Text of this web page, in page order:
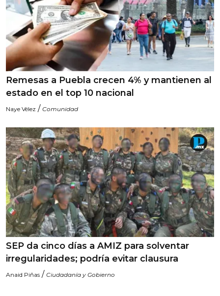
Remesas a Puebla crecen 4% y mantienen al
estado en el top 10 nacional
Naye Vélez / Comunidad
SEP da cinco días a AMIZ para solventar
irregularidades; podría evitar clausura
Anaid Piñas / Ciudadanía y Gobierno